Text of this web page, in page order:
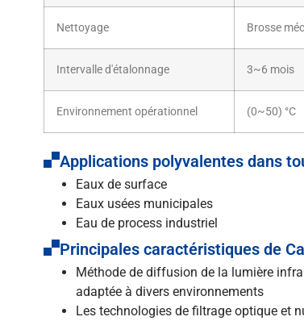
Nettoyage Brosse
Intervalle d'étalonnage 3~6 mois
Environnement opérationnel (0~50) °C
Applications polyvalentes dans
Eaux de surface
Eaux usées municipales
Eau de process industriel
Principales caractéristiques de
Méthode de diffusion de la lumière
adaptée à divers environnements
Les technologies de filtrage optique et